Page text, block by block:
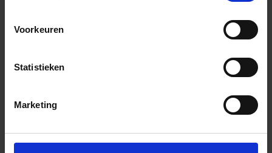
Voorkeuren
Statistieken
Marketing